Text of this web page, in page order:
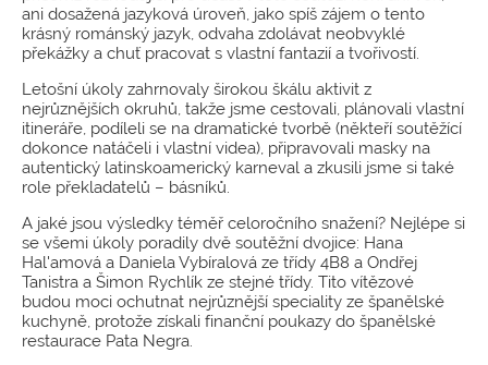
ani dosažená jazyková úroveň, jako spíš zájem o tento
krásný románský jazyk, odvaha zdolávat neobvyklé
překážky a chuť pracovat s vlastní fantazií a tvořivostí.
Letošní úkoly zahrnovaly širokou škálu aktivit z
nejrůznějších okruhů, takže jsme cestovali, plánovali vlastní
itineráře, podíleli se na dramatické tvorbě (někteří soutěžící
dokonce natáčeli i vlastní videa), připravovali masky na
autentický latinskoamerický karneval a zkusili jsme si také
role překladatelů – básníků.
A jaké jsou výsledky téměř celoročního snažení? Nejlépe si
se všemi úkoly poradily dvě soutěžní dvojice: Hana
Hal'amová a Daniela Vybíralová ze třídy 4B8 a Ondřej
Tanistra a Šimon Rychlík ze stejné třídy. Tito vítězové
budou moci ochutnat nejrůznější speciality ze španělské
kuchyně, protože získali finanční poukazy do španělské
restaurace Pata Negra.